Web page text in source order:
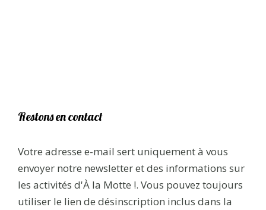
Restons en contact
Votre adresse e-mail sert uniquement à vous
envoyer notre newsletter et des informations sur
les activités d'À la Motte !. Vous pouvez toujours
utiliser le lien de désinscription inclus dans la